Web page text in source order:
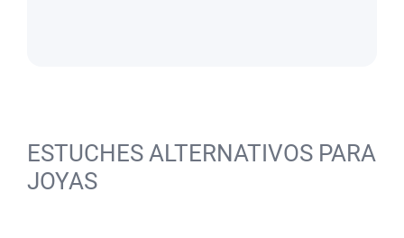
ESTUCHES ALTERNATIVOS PARA
JOYAS